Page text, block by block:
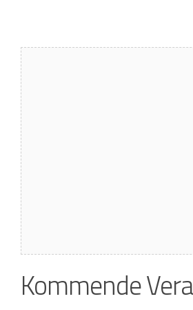
Kommende